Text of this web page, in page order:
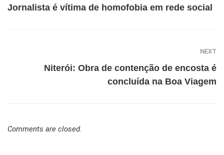
Jornalista é vítima de homofobia em rede social
NEXT
Niterói: Obra de contenção de encosta é
concluída na Boa Viagem
Comments are closed.